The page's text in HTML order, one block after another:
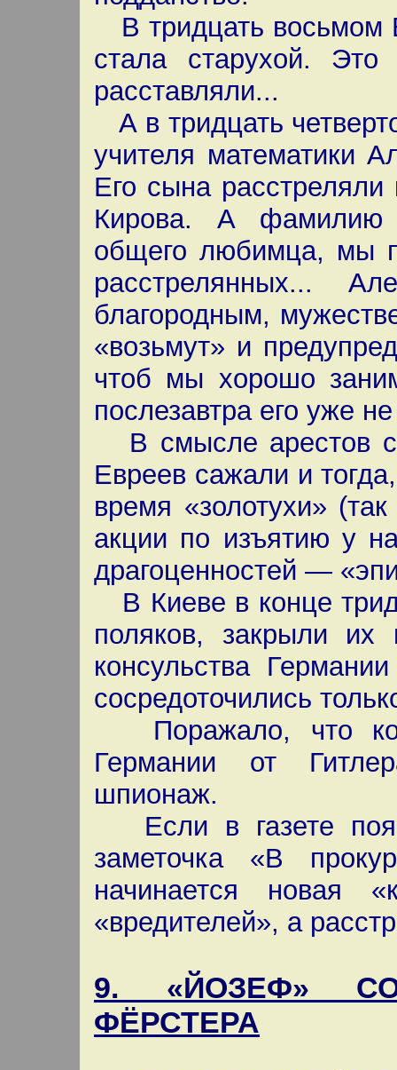
В тридцать восьмом
стала старухой.
расставляли...
А в тридцать
учителя математики
Его сына
Кирова. А фамилию
общего любимца, мы
расстрелянных...
благородным,
«возьмут» и
чтоб мы хорошо
послезавтра его уже
В смысле арестов
Евреев сажали и
время «золотухи»
акции по изъятию у
драгоценностей —
В Киеве в конце
поляков, закрыли
консульства
сосредоточились
Поражало, что
Германии от
шпионаж.
Если в газете
заметочка «В
начинается новая
«вредителей», а
9. «ЙОЗЕФ»
ФЁРСТЕРА